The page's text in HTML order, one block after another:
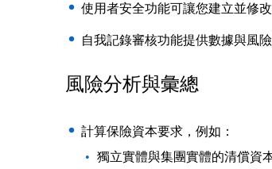
使用者安全功能可讓您建立並修
自我記錄審核功能提供數據與風
風險分析與彙總
計算保險資本要求，例如：
獨立實體與集團實體的清償資